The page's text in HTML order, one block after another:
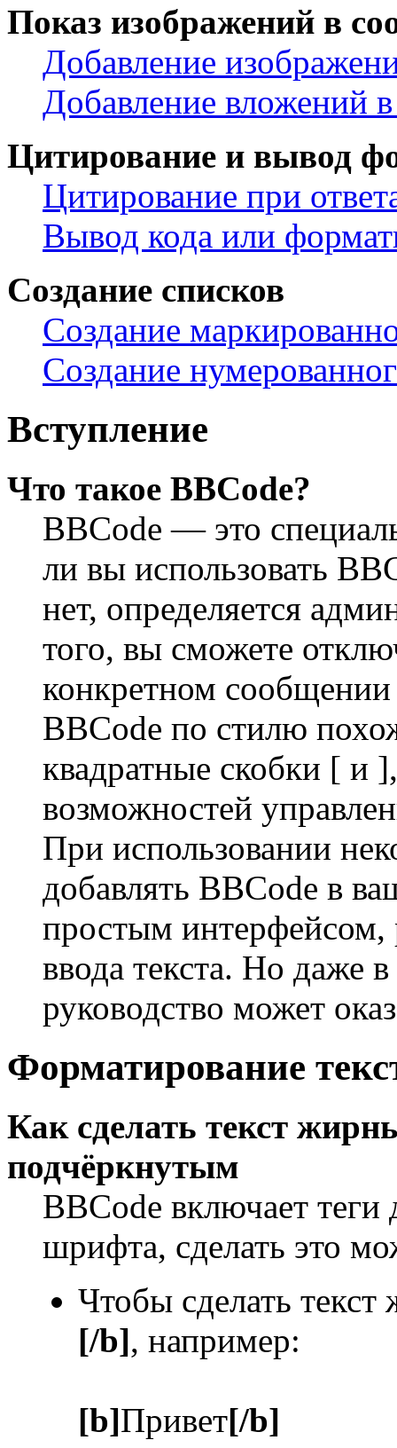
Показ изображений в
Добавление
Добавление вложений
Цитирование и вывод
Цитирование при
Вывод кода или
Создание списков
Создание
Создание
Вступление
Что такое BBCode?
BBCode — это
ли вы использовать
нет, определяется
того, вы сможете
конкретном
BBCode по стилю
квадратные скобки [ и
возможностей
При использовании
добавлять BBCode в
простым
ввода текста. Но даже
руководство может
Форматирование
Как сделать текст
подчёркнутым
BBCode включает теги
шрифта, сделать это
Чтобы сделать
[/b], например:
[b]Привет[/b]